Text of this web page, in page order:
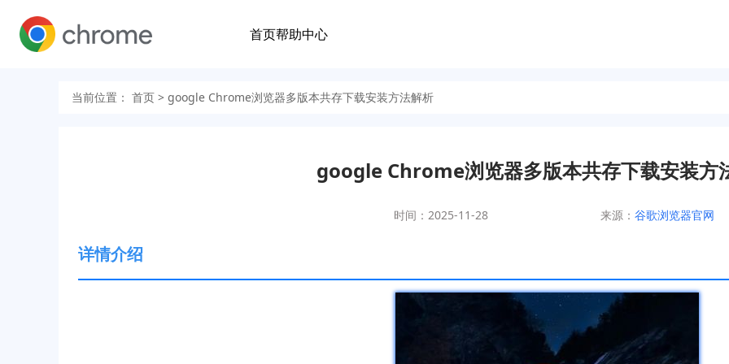
首页帮助中心
当前位置： 首页 > google Chrome浏览器多版本共存下载安装方法解析
google Chrome浏览器多版本共存下载安装方
时间：2025-11-28 来源： 谷歌浏览器官网
详情介绍